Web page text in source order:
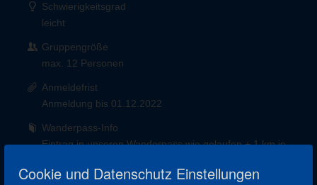
Cookie und Datenschutz Einstellungen
Schwierigkeitsgrad
leicht
Gruppengröße
max. 12 Personen
Anmeldefrist
Anmeldung bis 01.12.2022
Wanderpass-Info
Eintrag in unseren Wanderpass wie gelaufen + 1 km je